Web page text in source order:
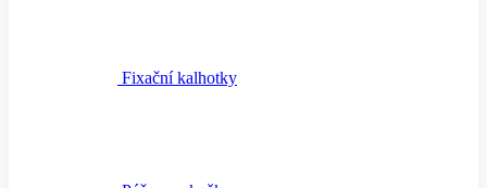
Fixační kalhotky